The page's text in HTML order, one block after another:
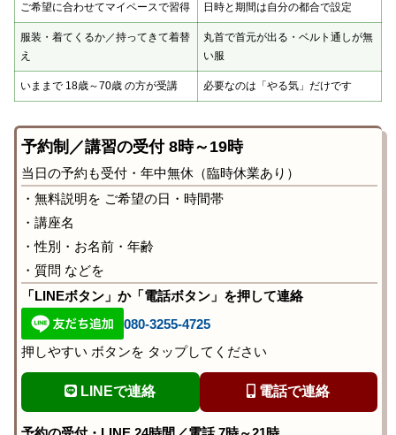
ご希望に合わせてマイペースで習得 日時と期間は自分の都合で設定
服装・着てくるか／持ってきて着替
え
丸首で首元が出る・ベルト通しが無
い服
いままで 18歳～70歳 の方が受講 必要なのは「やる気」だけです
予約制／講習の受付 8時～19時
当日の予約も受付・年中無休（臨時休業あり）
・無料説明を ご希望の日・時間帯
・講座名
・性別・お名前・年齢
・質問 などを
「LINEボタン」か「電話ボタン」を押して連絡
080-3255-4725
押しやすい ボタンを タップしてください
LINEで連絡 電話で連絡